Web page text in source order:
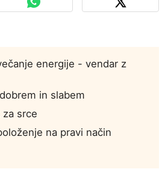
energije - vendar z
in slabem
srce
na pravi način